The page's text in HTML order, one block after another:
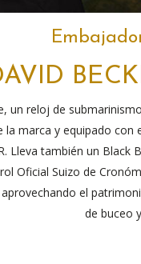
un reloj de
marca y equipado con
Lleva también un Black
Oficial Suizo de
el
de buceo